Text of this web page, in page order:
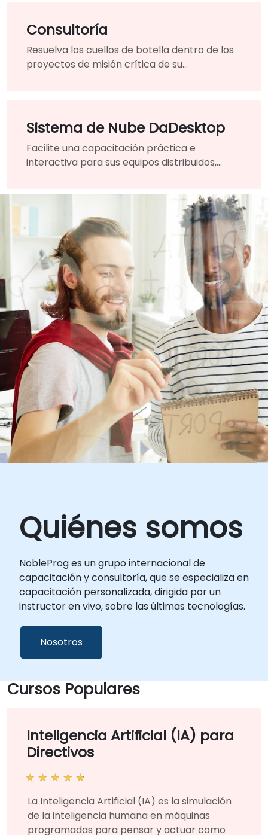
Consultoría
Resuelva los cuellos de botella dentro de los
proyectos de misión crítica de su
Sistema de Nube DaDesktop
Facilite una capacitación práctica e
interactiva para sus equipos distribuidos,
tradicionales en un entorno de aprendizaje
Quiénes somos
NobleProg es un grupo internacional de
capacitación y consultoría, que se especializa en
capacitación personalizada, dirigida por un
instructor en vivo, sobre las últimas tecnologías.
Nosotros
Cursos Populares
Inteligencia Artificial (IA) para
Directivos
La Inteligencia Artificial (IA) es la simulación
de la inteligencia humana en máquinas
programadas para pensar y actuar como